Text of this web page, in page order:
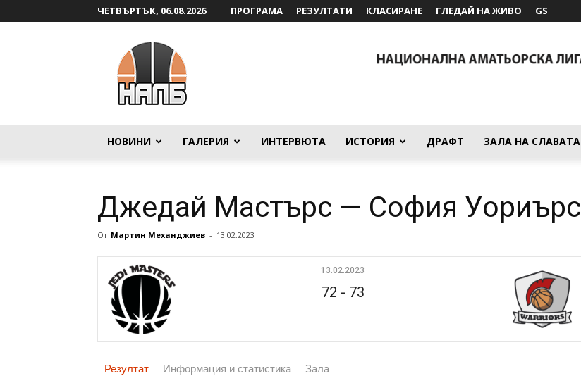
ЧЕТВЪРТЪК, 06.08.2026 ПРОГРАМА РЕЗУЛТАТИ КЛАСИРАНЕ ГЛЕДАЙ НА ЖИВО GS
НОВИНИ ГАЛЕРИЯ ИНТЕРВЮТА ИСТОРИЯ ДРАФТ ЗАЛА НА СЛАВАТА
Джедай Мастърс — София Уориърс
От Мартин Механджиев - 13.02.2023
13.02.2023
72 - 73
Резултат Информация и статистика Зала